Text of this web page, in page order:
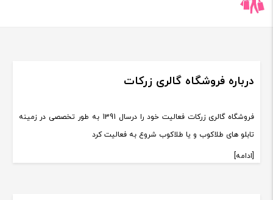
درباره فروشگاه گالری زرکات
فروشگاه گالری زرکات فعالیت خود را درسال 1391 به طور تخصصی در زمینه
تابلو های طلاکوب و یا طلاکوب شروع به فعالیت کرد
[ادامه]